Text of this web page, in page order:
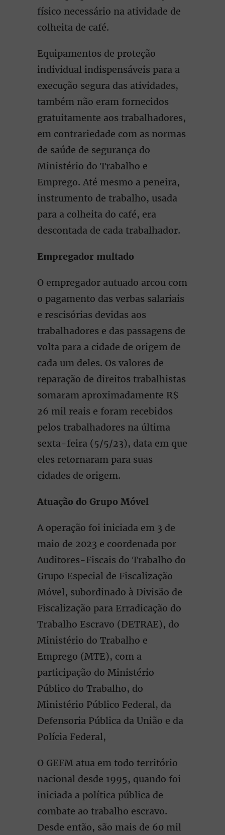
físico necessário na atividade de
colheita de café.
Equipamentos de proteção
individual indispensáveis para a
execução segura das atividades,
também não eram fornecidos
gratuitamente aos trabalhadores,
em contrariedade com as normas
de saúde de segurança do
Ministério do Trabalho e
Emprego. Até mesmo a peneira,
instrumento de trabalho, usada
para a colheita do café, era
descontada de cada trabalhador.
Empregador multado
O empregador autuado arcou com
o pagamento das verbas salariais
e rescisórias devidas aos
trabalhadores e das passagens de
volta para a cidade de origem de
cada um deles. Os valores de
reparação de direitos trabalhistas
somaram aproximadamente R$
26 mil reais e foram recebidos
pelos trabalhadores na última
sexta-feira (5/5/23), data em que
eles retornaram para suas
cidades de origem.
Atuação do Grupo Móvel
A operação foi iniciada em 3 de
maio de 2023 e coordenada por
Auditores-Fiscais do Trabalho do
Grupo Especial de Fiscalização
Móvel, subordinado à Divisão de
Fiscalização para Erradicação do
Trabalho Escravo (DETRAE), do
Ministério do Trabalho e
Emprego (MTE), com a
participação do Ministério
Público do Trabalho, do
Ministério Público Federal, da
Defensoria Pública da União e da
Polícia Federal,
O GEFM atua em todo território
nacional desde 1995, quando foi
iniciada a política pública de
combate ao trabalho escravo.
Desde então, são mais de 60 mil